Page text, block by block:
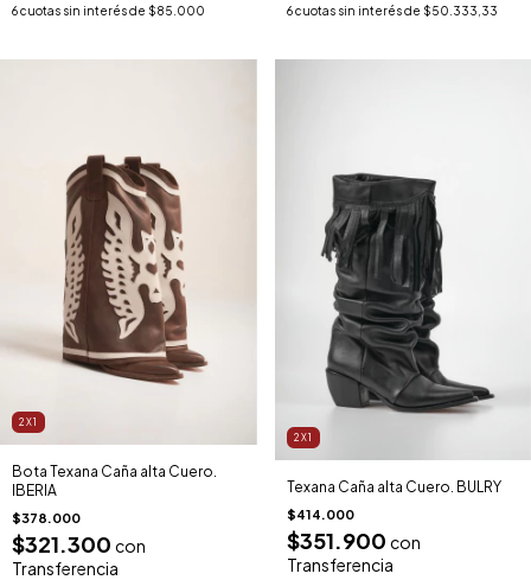
6cuotas sin interés de $85.000
6 cuotas sin interés de $50.333,33
2X1
Bota Texana Caña alta Cuero.
IBERIA
$378.000
$321.300 con
Transferencia
2X1
Texana Caña alta Cuero. BULRY
$414.000
$351.900 con
Transferencia